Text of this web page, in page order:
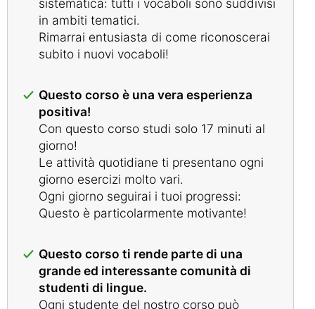
sistematica: tutti i vocaboli sono suddivisi
in ambiti tematici.
Rimarrai entusiasta di come riconoscerai
subito i nuovi vocaboli!
Questo corso è una vera esperienza
positiva!
Con questo corso studi solo 17 minuti al
giorno!
Le attività quotidiane ti presentano ogni
giorno esercizi molto vari.
Ogni giorno seguirai i tuoi progressi:
Questo è particolarmente motivante!
Questo corso ti rende parte di una
grande ed interessante comunità di
studenti di lingue.
Ogni studente del nostro corso può